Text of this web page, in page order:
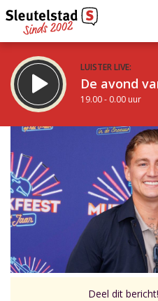
LUISTER LIVE:
De avond
19.00 - 0.00 uur
STRAKS:
De nacht van
0.00 - 6.00 uur
Vorig uur
uur 1
Inklappen
Deel dit